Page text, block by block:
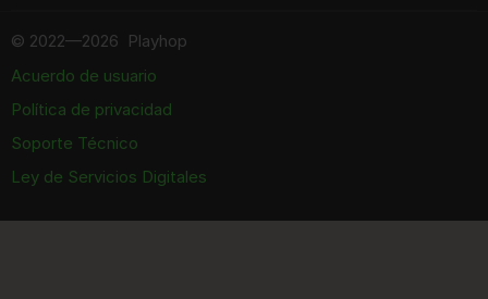
© 2022—2026 Playhop
Acuerdo de usuario
Política de privacidad
Soporte Técnico
Ley de Servicios Digitales